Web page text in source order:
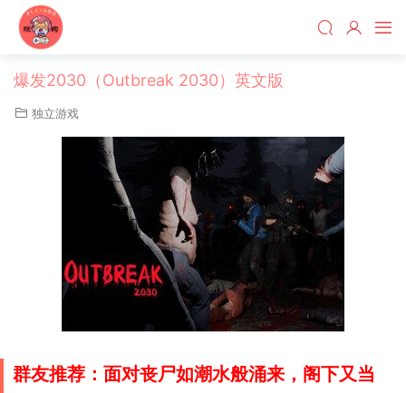
爆发2030（Outbreak 2030）英文版
独立游戏
群友推荐：面对丧尸如潮水般涌来，阁下又当